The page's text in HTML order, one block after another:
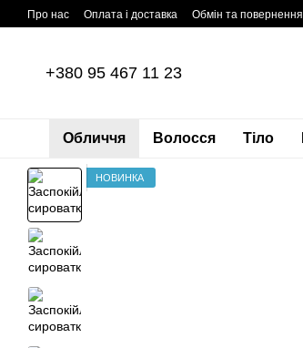
Перейти до основного контенту
Про нас Оплата і доставка Обмін та повернення
+380 95 467 11 23
Обличчя Волосся Тіло
НОВИНКА